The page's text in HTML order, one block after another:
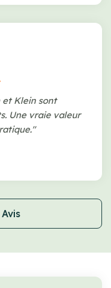
et Klein sont
Une vraie valeur